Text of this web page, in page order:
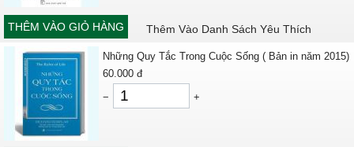
THÊM VÀO GIỎ HÀNG Thêm Vào Danh Sách Yêu Thích
Những Quy Tắc Trong Cuộc Sống ( Bản in năm 2015)
60.000 đ
−
+